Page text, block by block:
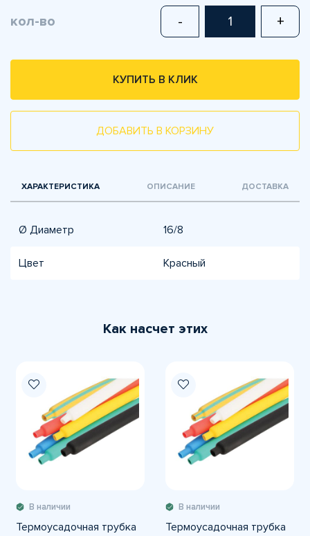
кол-во - +
КУПИТЬ В КЛИК
ДОБАВИТЬ В КОРЗИНУ
ХАРАКТЕРИСТИКА ОПИСАНИЕ ДОСТАВКА
Ø Диаметр 16/8
Цвет Красный
Как насчет этих
В наличии
Термоусадочная трубка
В наличии
Термоусадочная трубка